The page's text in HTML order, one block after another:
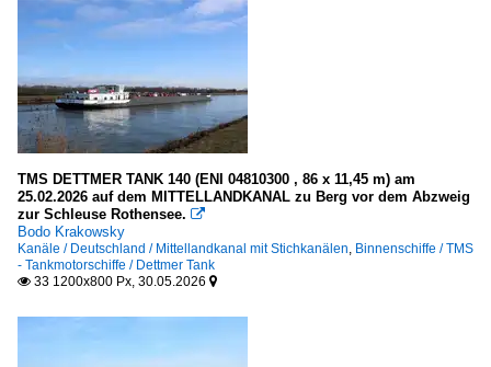
Dettmer Reederei, Bremen
TMS DETTMER TANK 140 (ENI 04810300 , 86 x 11,45 m) am
25.02.2026 auf dem MITTELLANDKANAL zu Berg vor dem Abzweig
zur Schleuse Rothensee. 
Bodo Krakowsky
Kanäle / Deutschland / Mittellandkanal mit Stichkanälen, Binnenschiffe / TMS
- Tankmotorschiffe / Dettmer Tank
 33 1200x800 Px, 30.05.2026 